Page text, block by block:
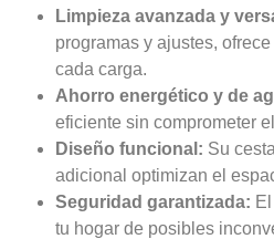
Limpieza avanzada y
programas y ajustes,
cada carga.
Ahorro energético y de
eficiente sin comprometer
Diseño funcional: Su
adicional optimizan el
Seguridad garantizada:
tu hogar de posibles